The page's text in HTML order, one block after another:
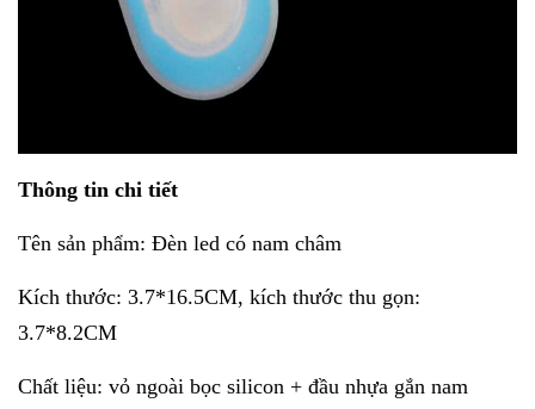
Thông tin chi tiết
Tên sản phẩm: Đèn led có nam châm
Kích thước: 3.7*16.5CM, kích thước thu gọn:
3.7*8.2CM
Chất liệu: vỏ ngoài bọc silicon + đầu nhựa gắn nam